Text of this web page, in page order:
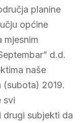
planine
općine
mjesnim
d.d.
naše
(subota) 2019.
svi
drugi subjekti da